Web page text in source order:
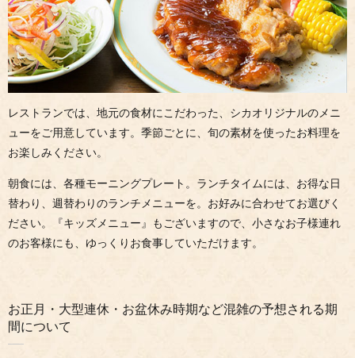
レストランでは、地元の食材にこだわった、シカオリジナルのメニ
ューをご用意しています。季節ごとに、旬の素材を使ったお料理を
お楽しみください。
朝食には、各種モーニングプレート。ランチタイムには、お得な日
替わり、週替わりのランチメニューを。お好みに合わせてお選びく
ださい。『キッズメニュー』もございますので、小さなお子様連れ
のお客様にも、ゆっくりお食事していただけます。
お正月・大型連休・お盆休み時期など混雑の予想される期
間について